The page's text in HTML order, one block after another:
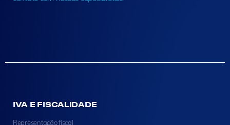
IVA E FISCALIDADE
Representação fiscal